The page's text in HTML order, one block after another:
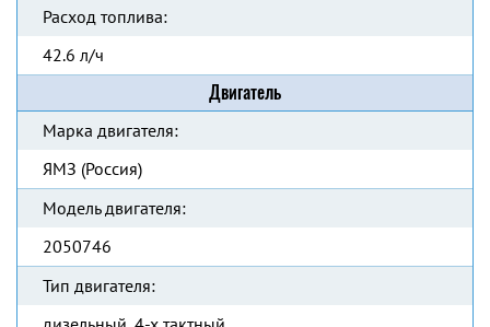
Расход топлива:
42.6 л/ч
Двигатель
Марка двигателя:
ЯМЗ (Россия)
Модель двигателя:
2050746
Тип двигателя: